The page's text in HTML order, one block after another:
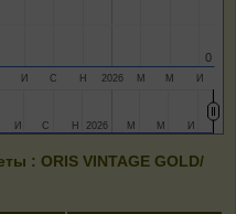
2026
И С Н М М И
0
0
2026
2026
ИИ С
С НН М
М М
М ИИ
: ORIS VINTAGE GOLD/